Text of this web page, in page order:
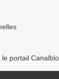
portail